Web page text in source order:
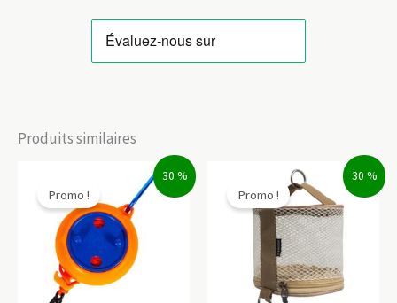
Produits similaires
30 %
Promo !
30 %
Promo !